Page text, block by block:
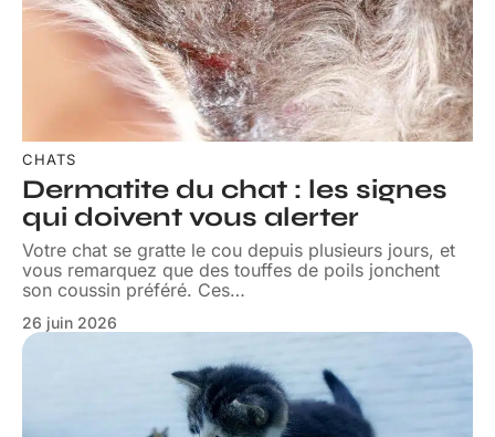
CHATS
Dermatite du chat : les signes
qui doivent vous alerter
Votre chat se gratte le cou depuis plusieurs jours, et
vous remarquez que des touffes de poils jonchent
son coussin préféré. Ces…
26 juin 2026